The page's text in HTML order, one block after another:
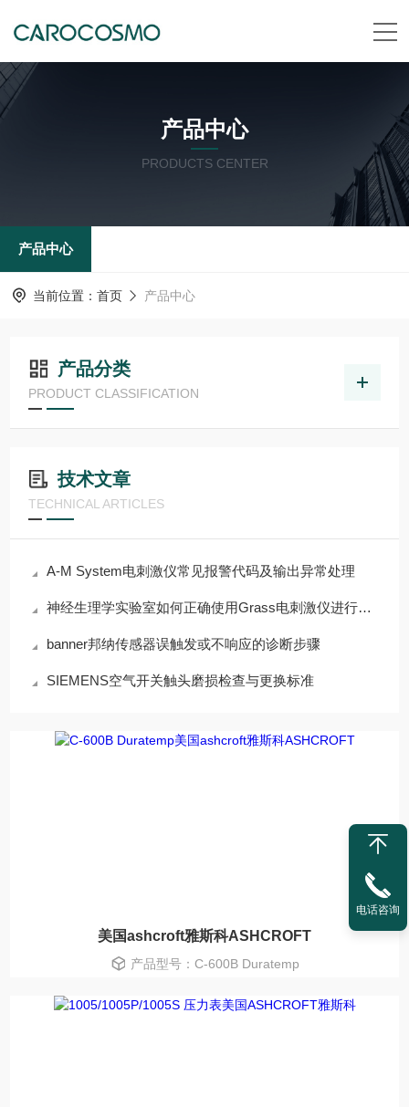
产品中心
PRODUCTS CENTER
产品中心
当前位置： 首页 产品中心
产品分类
PRODUCT CLASSIFICATION
技术文章
TECHNICAL ARTICLES
A-M System电刺激仪常见报警代码及输出异常处理
神经生理学实验室如何正确使用Grass电刺激仪进行组织刺激
banner邦纳传感器误触发或不响应的诊断步骤
SIEMENS空气开关触头磨损检查与更换标准
美国ashcroft雅斯科ASHCROFT
产品型号：C-600B Duratemp
电话咨询